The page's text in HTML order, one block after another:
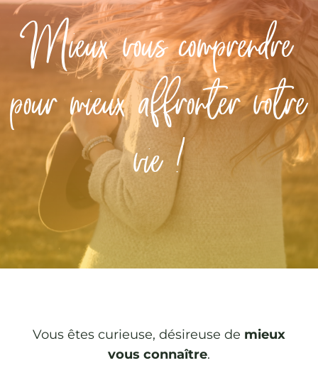
RESSOURCES OFFERTES
BLOG
QUI JE SUIS ?
CONTACT
Mieux vous comprendre
pour mieux affronter votre
vie !
Vous êtes curieuse, désireuse de mieux
vous connaître.